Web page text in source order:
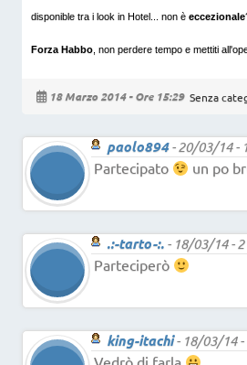
disponible tra i look in Hotel... non è eccezionale
Forza Habbo , non perdere tempo e mettiti
18 Marzo 2014 - Ore 15:29 Senza
paolo894-20/03/14 -
Partecipato
un po
.:-tarto-:. - 18/03/14 -
Parteciperò
king-itachi- 18/03/14 -